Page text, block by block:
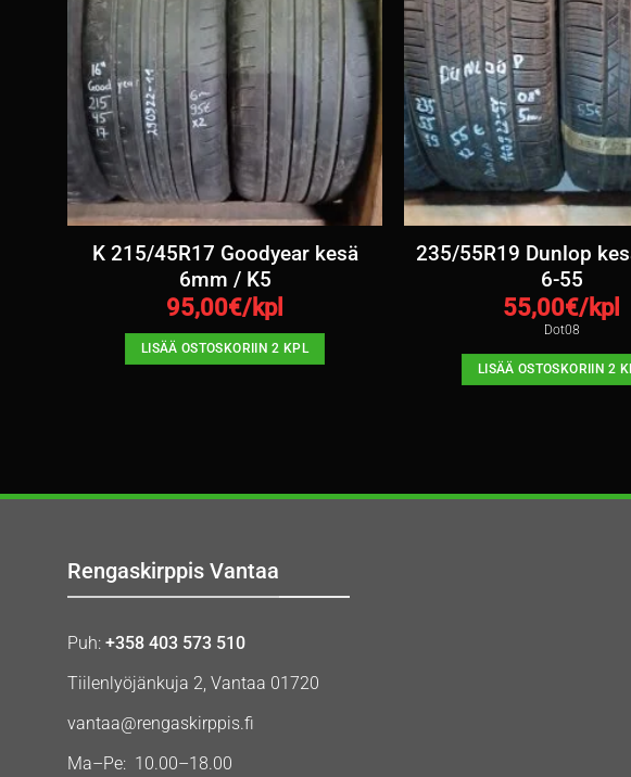
K 215/45R17 Goodyear kesä
6mm / K5
95,00€/kpl
LISÄÄ OSTOSKORIIN 2 KPL
235/55R19 Dunlop
6-55
55,00€/kpl
Dot08
LISÄÄ OSTOSKORIIN 2
Rengaskirppis Vantaa
Puh: +358 403 573 510
Tiilenlyöjänkuja 2, Vantaa 01720
vantaa@rengaskirppis.fi
Ma–Pe: 10.00–18.00